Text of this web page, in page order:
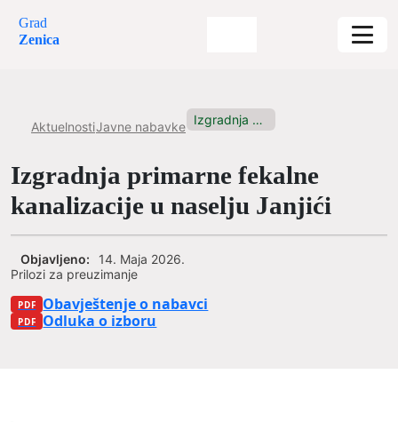
Grad
Zenica
AktuelnostiJavne nabavke Izgradnja primarne fekalne kanalizacije u...
Izgradnja primarne fekalne
kanalizacije u naselju Janjići
Prilozi za preuzimanje
Obavještenje o nabavci
Odluka o izboru
Objavljeno: 14. Maja 2026.